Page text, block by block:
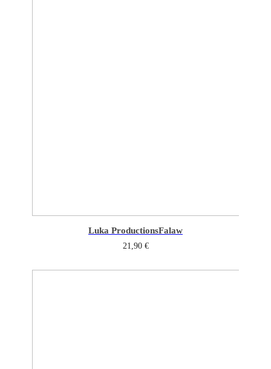
Luka ProductionsFalaw
21,90 €